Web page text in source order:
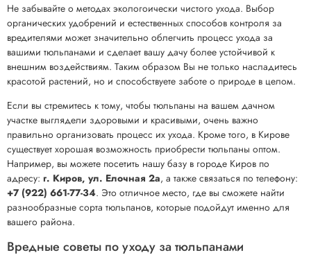
Не забывайте о методах экологоически чистого ухода. Выбор
органических удобрений и естественных способов контроля за
вредителями может значительно облегчить процесс ухода за
вашими тюльпанами и сделает вашу дачу более устойчивой к
внешним воздействиям. Таким образом Вы не только насладитесь
красотой растений, но и способствуете заботе о природе в целом.
Если вы стремитесь к тому, чтобы тюльпаны на вашем дачном
участке выглядели здоровыми и красивыми, очень важно
правильно организовать процесс их ухода. Кроме того, в Кирове
существует хорошая возможность приобрести тюльпаны оптом.
Например, вы можете посетить нашу базу в городе Киров по
адресу: г. Киров, ул. Елочная 2а, а также связаться по телефону:
+7 (922) 661-77-34. Это отличное место, где вы сможете найти
разнообразные сорта тюльпанов, которые подойдут именно для
вашего района.
Вредные советы по уходу за тюльпанами